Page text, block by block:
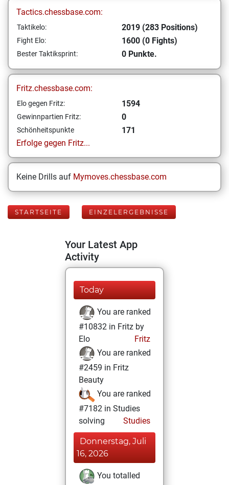
Tactics.chessbase.com:
Taktikelo: 2019 (283 Positions)
Fight Elo: 1600 (0 Fights)
Bester Taktiksprint: 0 Punkte.
Fritz.chessbase.com:
Elo gegen Fritz: 1594
Gewinnpartien Fritz: 0
Schönheitspunkte
171
Erfolge gegen Fritz...
Keine Drills auf Mymoves.chessbase.com
STARTSEITE EINZELERGEBNISSE
Your Latest App
Activity
Today
You are ranked
#10832 in Fritz by
Elo
Fritz
You are ranked
#2459 in Fritz
Beauty
You are ranked
#7182 in Studies
solving
Studies
Donnerstag, Juli
16, 2026
You totalled